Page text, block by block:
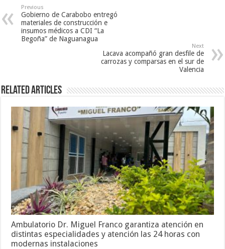
Previous
Gobierno de Carabobo entregó
materiales de construcción e
insumos médicos a CDI “La
Begoña” de Naguanagua
Next
Lacava acompañó gran desfile de
carrozas y comparsas en el sur de
Valencia
Related Articles
Ambulatorio Dr. Miguel Franco garantiza atención en
distintas especialidades y atención las 24 horas con
modernas instalaciones